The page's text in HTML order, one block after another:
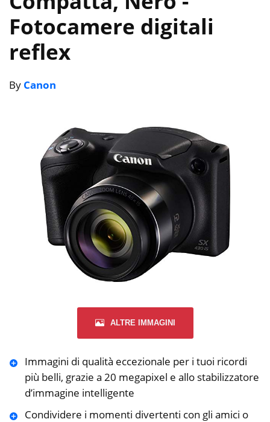
Fotocamere digitali
reflex
By Canon
ALTRE IMMAGINI
Immagini di qualità eccezionale per i tuoi ricordi
più belli, grazie a 20 megapixel e allo stabilizzatore
d’immagine intelligente
Condividere i momenti divertenti con gli amici o